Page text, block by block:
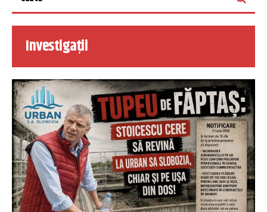
Investigații